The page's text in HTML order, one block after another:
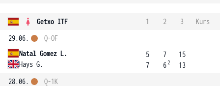
Getxo ITF 1 2 3
Kurs
29.06.
Natal Gomez L.
Hays G.
Q-OF
5
7
7
62
15
13
28.06.
Q-1K